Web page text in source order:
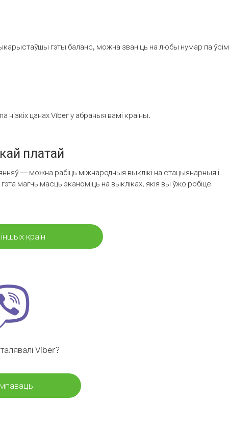
гэты баланс, можна званіць на любы нумар па ўсім
цэнах Viber у абраныя вамі краіны.
платай
— можна рабіць міжнародныя выклікі на стацыянарныя і
магчымасць эканоміць на выкліках, якія вы ўжо робіце
краін
Viber?